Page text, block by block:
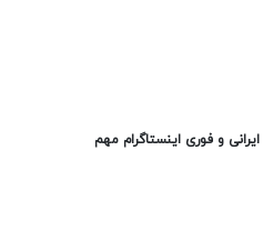
و فوری اینستاگرام مهم